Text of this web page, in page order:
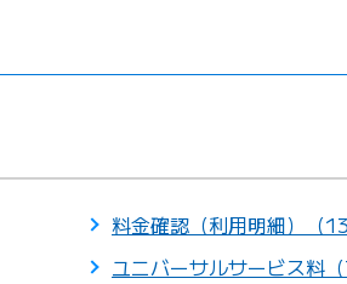
料金確認（利用明細）（13
ユニバーサルサービス料（